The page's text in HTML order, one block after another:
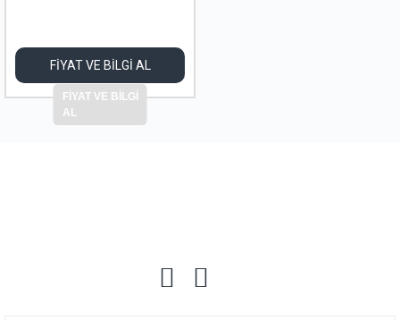
FİYAT VE BİLGİ AL
FİYAT VE BİLGİ
AL